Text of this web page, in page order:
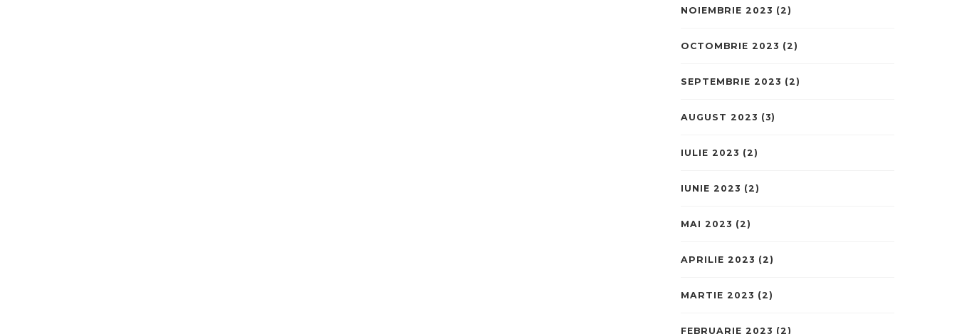
NOIEMBRIE 2023 (2)
OCTOMBRIE 2023 (2)
SEPTEMBRIE 2023 (2)
AUGUST 2023 (3)
IULIE 2023 (2)
IUNIE 2023 (2)
MAI 2023 (2)
APRILIE 2023 (2)
MARTIE 2023 (2)
FEBRUARIE 2023 (2)